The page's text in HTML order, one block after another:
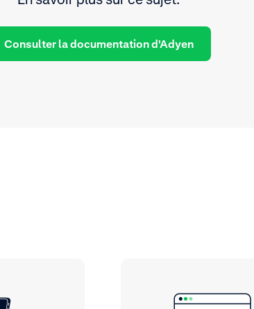
Consulter la documentation d'Adyen